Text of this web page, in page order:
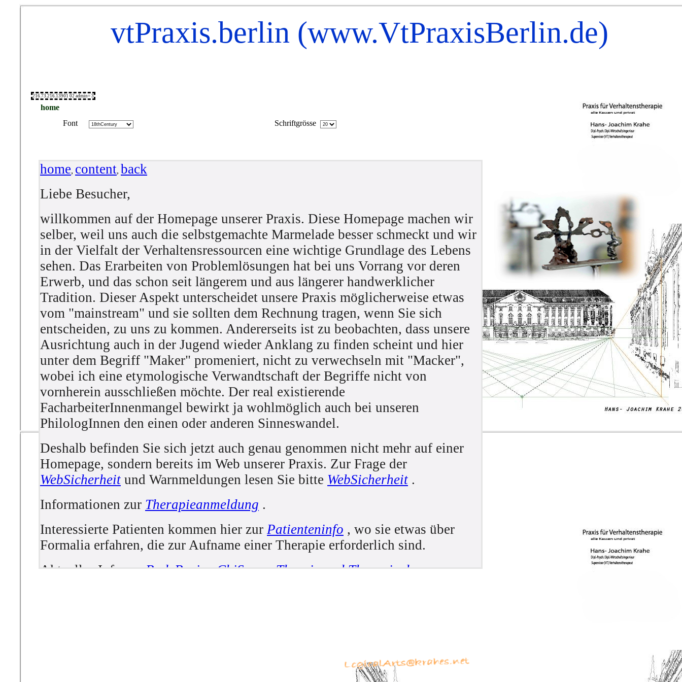
vtPraxis.berlin (www.VtPraxisBerlin.de)
216.73.216.13901 02 admin= 3
home
Font
Schriftgrösse
home, content, back
Liebe Besucher,
willkommen auf der Homepage unserer Praxis. Diese Homepage machen wir
selber, weil uns auch die selbstgemachte Marmelade besser schmeckt und wir
in der Vielfalt der Verhaltensressourcen eine wichtige Grundlage des Lebens
sehen. Das Erarbeiten von Problemlösungen hat bei uns Vorrang vor deren
Erwerb, und das schon seit längerem und aus längerer handwerklicher
Tradition. Dieser Aspekt unterscheidet unsere Praxis möglicherweise etwas
vom "mainstream" und sie sollten dem Rechnung tragen, wenn Sie sich
entscheiden, zu uns zu kommen. Andererseits ist zu beobachten, dass unsere
Ausrichtung auch in der Jugend wieder Anklang zu finden scheint und hier
unter dem Begriff "Maker" promeniert, nicht zu verwechseln mit "Macker",
wobei ich eine etymologische Verwandtschaft der Begriffe nicht von
vornherein ausschließen möchte. Der real existierende
FacharbeiterInnenmangel bewirkt ja wohlmöglich auch bei unseren
PhilologInnen den einen oder anderen Sinneswandel.
Deshalb befinden Sie sich jetzt auch genau genommen nicht mehr auf einer
Homepage, sondern bereits im Web unserer Praxis. Zur Frage der
WebSicherheit und Warnmeldungen lesen Sie bitte WebSicherheit .
Informationen zur Therapieanmeldung .
Interessierte Patienten kommen hier zur Patienteninfo , wo sie etwas über
Formalia erfahren, die zur Aufname einer Therapie erforderlich sind.
Aktuelles Info zu:BodyBasic,ChiSano,Theorie und Therapie der
schnellen Erlernen von Techniken, die die Körperhaltung und das